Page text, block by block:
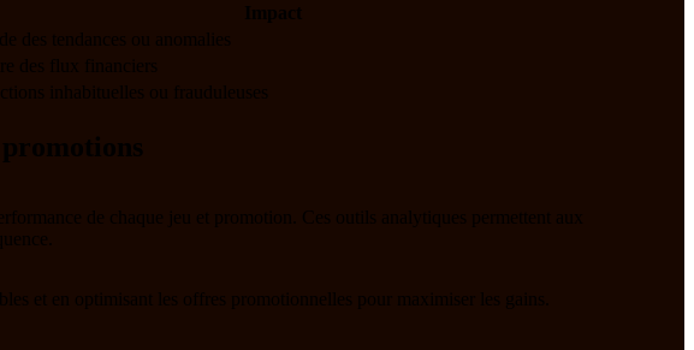
Impact
des tendances ou anomalies
des flux financiers
inhabituelles ou frauduleuses
de chaque jeu et promotion. Ces outils analytiques permettent aux
et en optimisant les offres promotionnelles pour maximiser les gains.